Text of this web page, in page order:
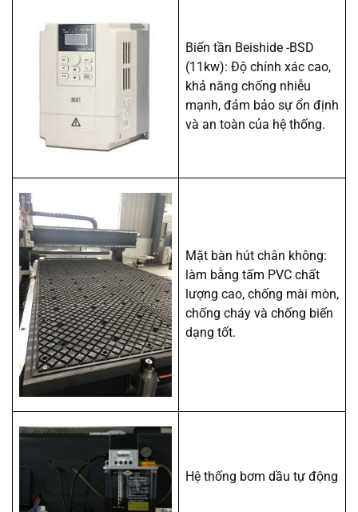
Biến tần Beishide -BSD
(11kw): Độ chính xác cao,
khả năng chống nhiễu
mạnh, đảm bảo sự ổn định
và an toàn của hệ thống.
Mặt bàn hút chân không:
làm bằng tấm PVC chất
lượng cao, chống mài mòn,
chống cháy và chống biến
dạng tốt.
Hệ thống bơm dầu tự động